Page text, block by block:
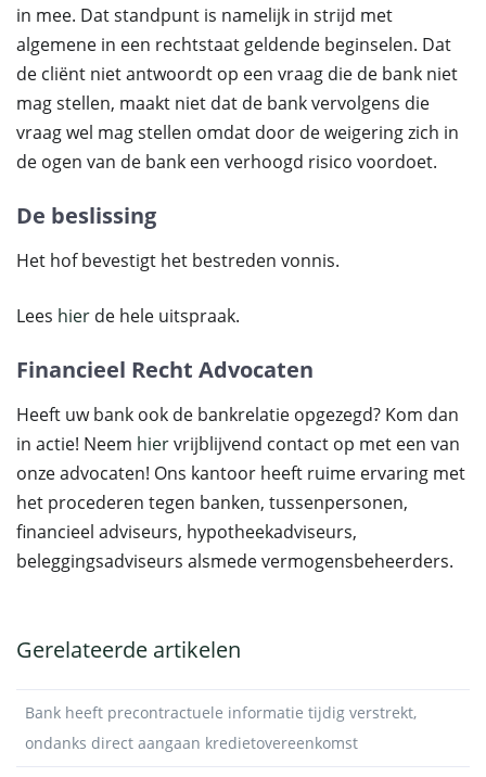
in mee. Dat standpunt is namelijk in strijd met
algemene in een rechtstaat geldende beginselen. Dat
de cliënt niet antwoordt op een vraag die de bank niet
mag stellen, maakt niet dat de bank vervolgens die
vraag wel mag stellen omdat door de weigering zich in
de ogen van de bank een verhoogd risico voordoet.
De beslissing
Het hof bevestigt het bestreden vonnis.
Lees hier de hele uitspraak.
Financieel Recht Advocaten
Heeft uw bank ook de bankrelatie opgezegd? Kom dan
in actie! Neem hiervrijblijvend contact op met een van
onze advocaten! Ons kantoor heeft ruime ervaring met
het procederen tegen banken, tussenpersonen,
financieel adviseurs, hypotheekadviseurs,
beleggingsadviseurs alsmede vermogensbeheerders.
Gerelateerde artikelen
Bank heeft precontractuele informatie tijdig verstrekt,
ondanks direct aangaan kredietovereenkomst